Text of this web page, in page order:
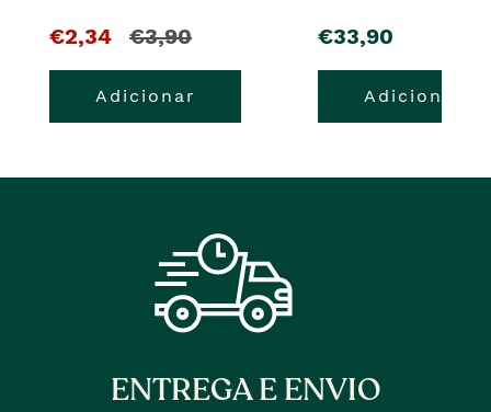
O
pre�o
atual
€2,34
e
o
pre�o
era
€3,90
Adicionar
pre�o
€33,90
Adicionar
ENTREGA E ENVIO